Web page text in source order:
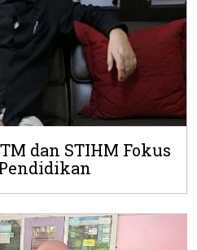
dan STIHM Fokus